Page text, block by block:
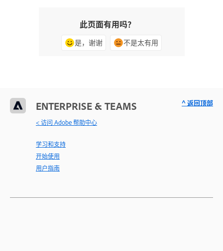
此页面有用吗？
是，谢谢 不是太有用
ENTERPRISE & TEAMS
< 访问 Adobe 帮助中心
学习和支持
开始使用
用户指南
^ 返回顶部